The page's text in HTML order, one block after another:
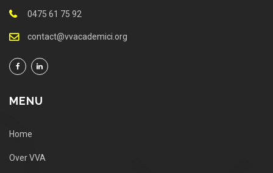
0475 61 75 92
contact@vvacademici.org
MENU
Home
Over VVA